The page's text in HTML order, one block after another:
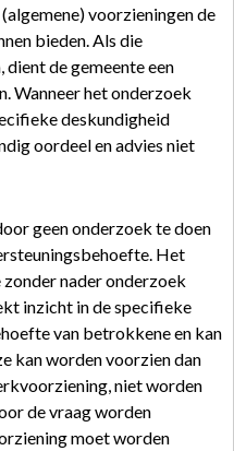
voorzieningen de
bieden. Als die
de gemeente een
Wanneer het onderzoek
deskundigheid
oordeel en advies niet
geen onderzoek te doen
Het
nader onderzoek
inzicht in de specifieke
van betrokkene en kan
kan worden voorzien dan
niet worden
de vraag worden
moet worden